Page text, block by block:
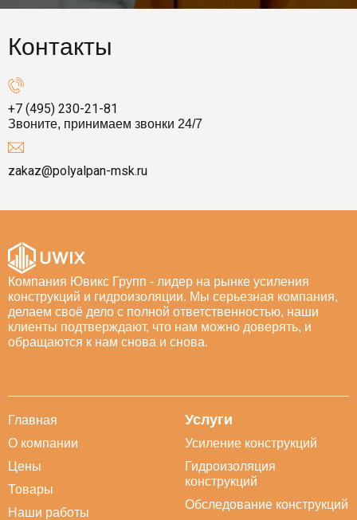
Контакты
+7 (495) 230-21-81
Звоните, принимаем звонки 24/7
zakaz@polyalpan-msk.ru
Компания Ювикс Групп - лидер на рынке усиления
конструкций и гидроизоляции. Мы серьезная компания,
делаем своё дело с полной ответственностью, наши
клиенты подтверждают, что нам можно доверять, и
обращаются к нам снова и снова.
Главная
О компании
Цены
Товары
Наши работы
Услуги
Усиление конструкций
Гидроизоляция
конструкций
Обследование конструкций